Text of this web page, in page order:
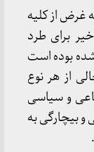
غرض از کلیه
برای طرد
بوده است
از هر نوع
و سیاسی
و بیچارگی به